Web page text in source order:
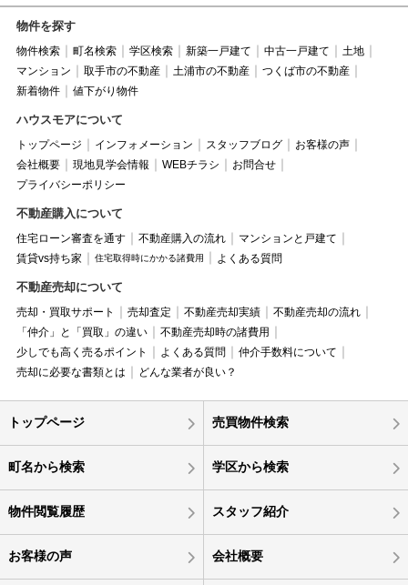
物件を探す
物件検索 町名検索 学区検索 新築一戸建て 中古一戸建て
土地
マンション
取手市の不動産 土浦市の不動産
つくば市の不動産
新着物件
値下がり物件
ハウスモアについて
トップページ インフォメーション スタッフブログ
お客様の声
会社概要
現地見学会情報 WEBチラシ
お問合せ
プライバシーポリシー
不動産購入について
住宅ローン審査を通す 不動産購入の流れ
マンションと戸建て
賃貸vs持ち家
住宅取得時にかかる諸費用 よくある質問
不動産売却について
売却・買取サポート 売却査定 不動産売却実績
不動産売却の流れ
「仲介」と「買取」の違い
不動産売却時の諸費用
少しでも高く売るポイント
よくある質問
仲介手数料について
売却に必要な書類とは
どんな業者が良い？
トップページ 売買物件検索
町名から検索 学区から検索
物件閲覧履歴 スタッフ紹介
お客様の声 会社概要